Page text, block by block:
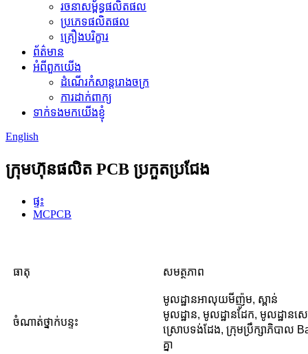
រចនាសម្ព័ន្ធផលិតផល
ប្រភេទផលិតផល
គ្រឿងបរិក្ខារ
ព័ត៌មាន
អំពីពួកយើង
ដំណើរកំសាន្តរោងចក្រ
ការដាក់ពាក្យ
ទាក់ទងមកយើងខ្ញុំ
English
ក្រុមហ៊ុនផលិត PCB ប្រកួតប្រជែង
ផ្ទះ
MCPCB
ធាតុ សមត្ថភាព
ចំណាត់ថ្នាក់បន្ទះ
មូលដ្ឋានអាលុយមីញ៉ូម, ស្ពាន់
មូលដ្ឋាន, មូលដ្ឋានដែក, មូលដ្ឋានស
ស្រោបទង់ដែង, ក្រុមប្រឹក្សាភិបាល
គ្នា